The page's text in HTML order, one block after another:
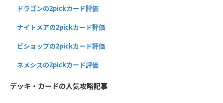
ドラゴンの2pickカード評価
ナイトメアの2pickカード評価
ビショップの2pickカード評価
ネメシスの2pickカード評価
デッキ・カードの人気攻略記事